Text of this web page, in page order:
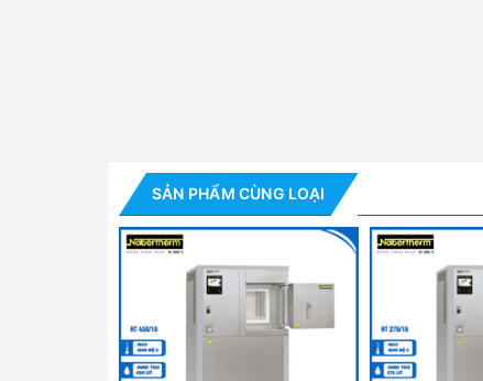
Với kết cấu vững chắc và thiết kế độc lập
đều và chính xác nhiệt độ cao như trong các
chính xác cao trong công nghiệp.
Ngoài cung cấp cấu hình cơ bản
cấu hình phù hợp nhất với quy trình kỹ thuật.
Nhiêt độ tối đa lên tới 1600 độ C buồng lò
Thiết kế vỏ lò 2 lớp cùng hệ thống quạt
SẢN PHẨM CÙNG LOẠI